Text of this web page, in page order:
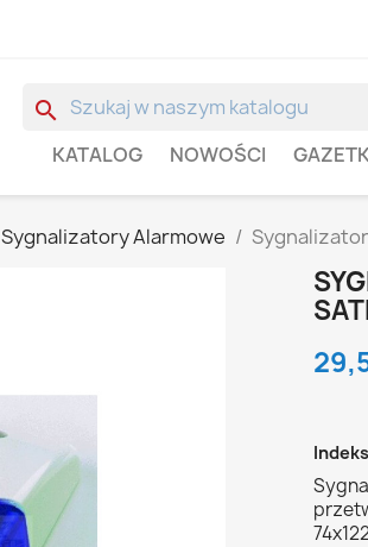
search
KATALOG NOWOŚCI
Sygnalizatory Alarmowe Sygnalizator
Indeks